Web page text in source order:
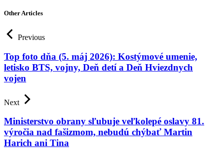
Other Articles
Previous
Top foto dňa (5. máj 2026): Kostýmové umenie,
letisko BTS, vojny, Deň detí a Deň Hviezdnych
vojen
Next
Ministerstvo obrany sľubuje veľkolepé oslavy 81.
výročia nad fašizmom, nebudú chýbať Martin
Harich ani Tina